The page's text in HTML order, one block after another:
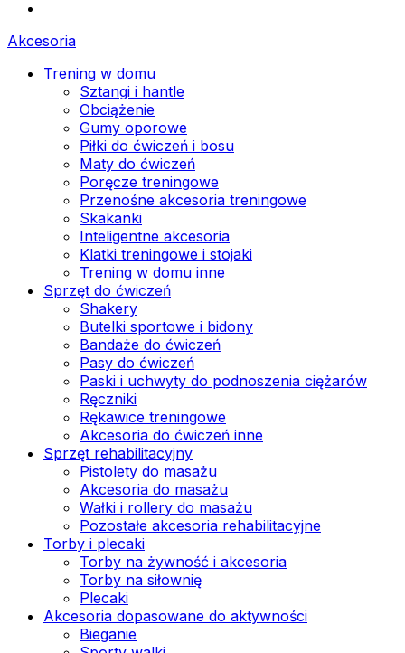
Akcesoria
Trening w domu
Sztangi i hantle
Obciążenie
Gumy oporowe
Piłki do ćwiczeń i bosu
Maty do ćwiczeń
Poręcze treningowe
Przenośne akcesoria treningowe
Skakanki
Inteligentne akcesoria
Klatki treningowe i stojaki
Trening w domu inne
Sprzęt do ćwiczeń
Shakery
Butelki sportowe i bidony
Bandaże do ćwiczeń
Pasy do ćwiczeń
Paski i uchwyty do podnoszenia ciężarów
Ręczniki
Rękawice treningowe
Akcesoria do ćwiczeń inne
Sprzęt rehabilitacyjny
Pistolety do masażu
Akcesoria do masażu
Wałki i rollery do masażu
Pozostałe akcesoria rehabilitacyjne
Torby i plecaki
Torby na żywność i akcesoria
Torby na siłownię
Plecaki
Akcesoria dopasowane do aktywności
Bieganie